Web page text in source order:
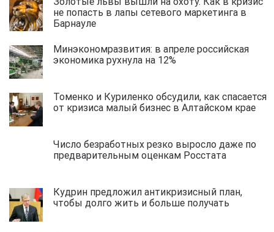
не попасть в лапы сетевого маркетинга в
Барнауле
Минэкономразвития: в апреле российская
экономика рухнула на 12%
Томенко и Куриленко обсудили, как спасается
от кризиса малый бизнес в Алтайском крае
Число безработных резко выросло даже по
предварительным оценкам Росстата
Кудрин предложил антикризисный план,
чтобы долго жить и больше получать